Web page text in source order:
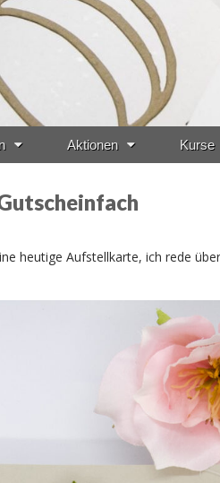
Aktionen Kurse
heutige Aufstellkarte, ich rede